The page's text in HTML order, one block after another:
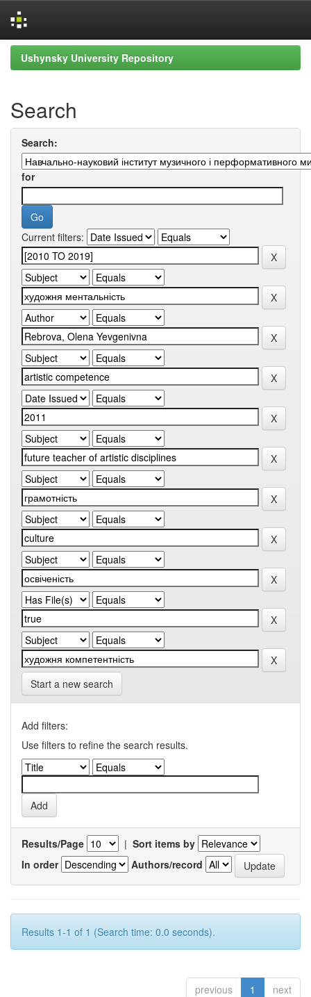
Skip
navigation
Ushynsky University Repository
Search
Search:
for
Current filters:
Start a new search
Add filters:
Use filters to refine the search results.
Results/Page | Sort items by
In order
Authors/record
Results 1-1 of 1 (Search time: 0.0 seconds).
previous 1 next